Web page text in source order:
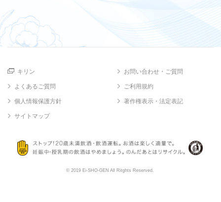
キリン お問い合わせ・ご質問
よくあるご質問 ご利用規約
個人情報保護方針 著作権表示・法定表記
サイトマップ
© 2019 Ei-SHO-GEN All Ritghts Reserved.